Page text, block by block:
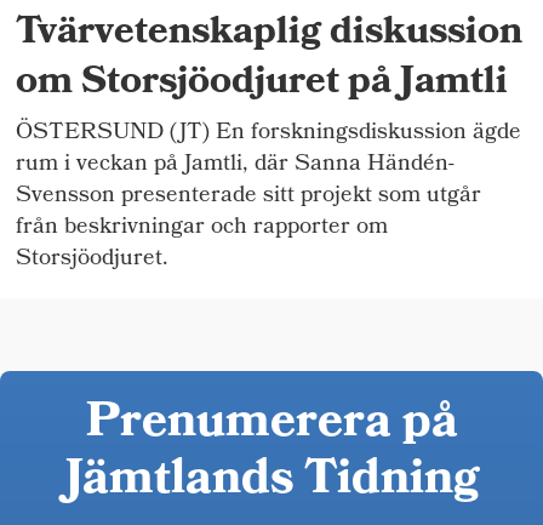
Tvärvetenskaplig diskussion
om Storsjöodjuret på Jamtli
ÖSTERSUND (JT) En forskningsdiskussion ägde
rum i veckan på Jamtli, där Sanna Händén-
Svensson presenterade sitt projekt som utgår
från beskrivningar och rapporter om
Storsjöodjuret.
Prenumerera på
Jämtlands Tidning